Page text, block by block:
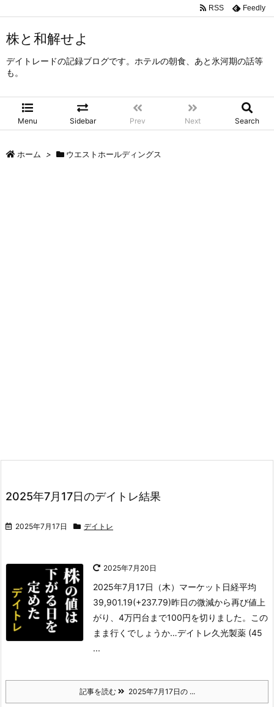
株と和解せよ
デイトレードの記録ブログです。ホテルの朝食、あと氷河期の話等
も。
Menu Sidebar Prev Next Search
RSS Feedly
ホーム > ウエストホールディングス
2025年7月17日のデイトレ結果
2025年7月17日 デイトレ
2025年7月20日
2025年7月17日（木） マーケット 日経平均
39,901.19(+237.79)昨日の微減から再び値上
がり、4万円台まで100円を切りました。この
まま行くでしょうか…デイトレ久光製薬 (45
...
記事を読む 2025年7月17日の ...